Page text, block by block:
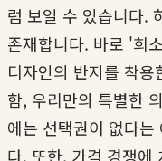
럼 보일 수 있습니다.
존재합니다. 바로 '희
디자인의 반지를 착
함, 우리만의 특별한
에는 선택권이 없다
다. 또한, 가격 경쟁에